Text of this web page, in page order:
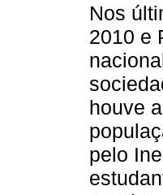
Nos
2010 e
houve
pelo